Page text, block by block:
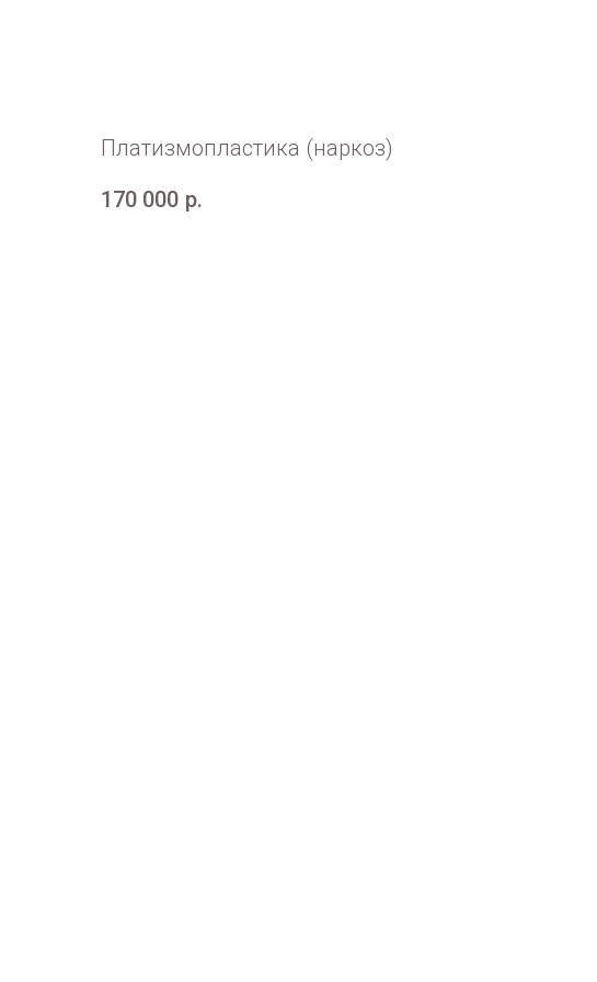
Платизмопластика (наркоз)
170 000 р.